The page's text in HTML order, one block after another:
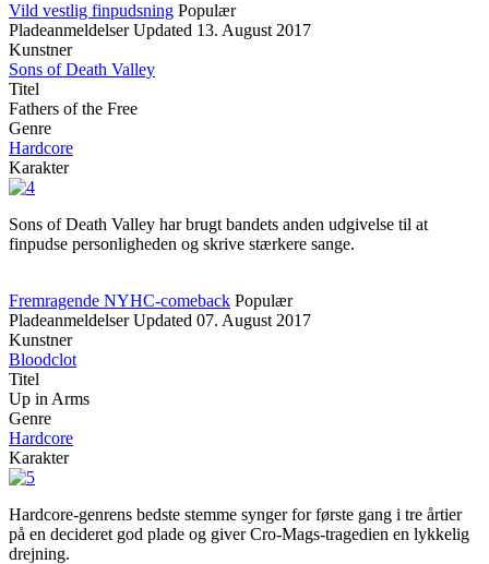
Vild vestlig finpudsning Populær
Pladeanmeldelser Updated 13. August 2017
Kunstner
Sons of Death Valley
Titel
Fathers of the Free
Genre
Hardcore
Karakter
Sons of Death Valley har brugt bandets anden udgivelse til at
finpudse personligheden og skrive stærkere sange.
Fremragende NYHC-comeback Populær
Pladeanmeldelser Updated 07. August 2017
Kunstner
Bloodclot
Titel
Up in Arms
Genre
Hardcore
Karakter
Hardcore-genrens bedste stemme synger for første gang i tre årtier
på en decideret god plade og giver Cro-Mags-tragedien en lykkelig
drejning.